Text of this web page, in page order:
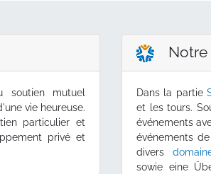
soutien mutuel
vie heureuse.
particulier et
privé et
Notre
Dans la partie
et les tours.
événements
événements
divers
sowie eine